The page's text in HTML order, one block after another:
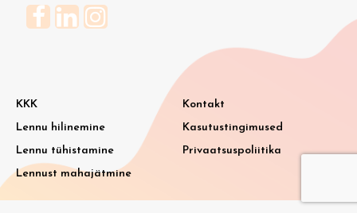
KKK
Lennu hilinemine
Lennu tühistamine
Lennust mahajätmine
Kontakt
Kasutustingimused
Privaatsuspoliitika